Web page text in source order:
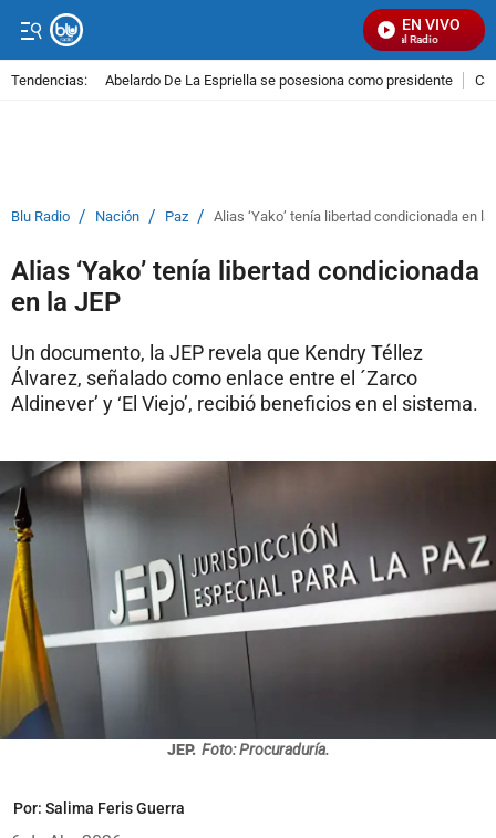
EN VIVO
Señal Visual Radio
Tendencias: Abelardo De La Espriella se posesiona como presidente
Blu Radio / Nación / Paz / Alias ‘Yako’ tenía libertad condicionada en la
Alias ‘Yako’ tenía libertad condicionada
en la JEP
Un documento, la JEP revela que Kendry Téllez
Álvarez, señalado como enlace entre el ´Zarco
Aldinever’ y ‘El Viejo’, recibió beneficios en el sistema.
JEP. Foto: Procuraduría.
Por: Salima Feris Guerra